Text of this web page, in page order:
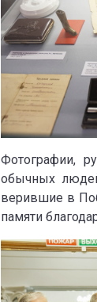
Фотографии,
обычных
верившие в
памяти